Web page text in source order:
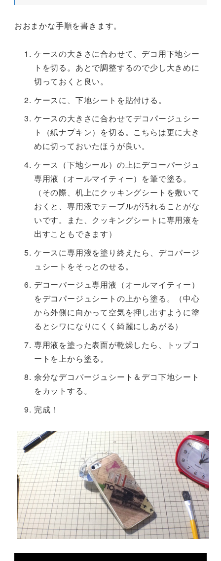
おおまかな手順を書きます。
ケースの大きさに合わせて、デコ用下地シー
トを切る。あとで調整するので少し大きめに
切っておくと良い。
ケースに、下地シートを貼付ける。
ケースの大きさに合わせてデコパージュシー
ト（紙ナプキン）を切る。こちらは更に大き
めに切っておいたほうが良い。
ケース（下地シール）の上にデコーパージュ
専用液（オールマイティー）を筆で塗る。
（その際、机上にクッキングシートを敷いて
おくと、専用液でテーブルが汚れることがな
いです。また、クッキングシートに専用液を
出すこともできます）
ケースに専用液を塗り終えたら、デコパージ
ュシートをそっとのせる。
デコーパージュ専用液（オールマイティー）
をデコパージュシートの上から塗る。（中心
から外側に向かって空気を押し出すように塗
るとシワになりにくく綺麗にしあがる）
専用液を塗った表面が乾燥したら、トップコ
ートを上から塗る。
余分なデコパージュシート＆デコ下地シート
をカットする。
完成！